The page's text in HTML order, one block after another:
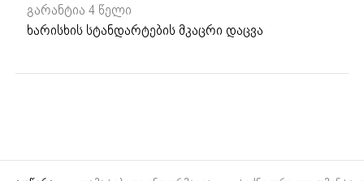
გარანტია 4 წელი
ხარისხის სტანდარტების მკაცრი დაცვა